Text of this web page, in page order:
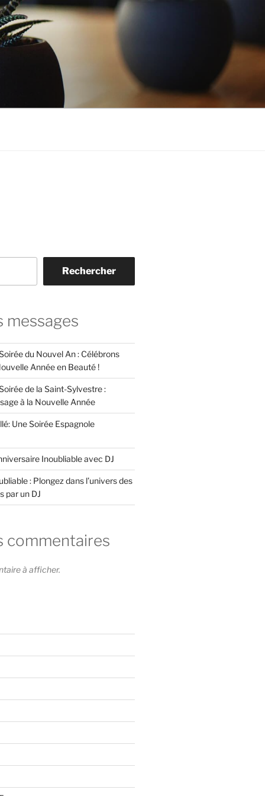
Rechercher
messages
du Nouvel An : Célébrons
Année en Beauté !
de la Saint-Sylvestre :
à la Nouvelle Année
Une Soirée Espagnole
Inoubliable avec DJ
: Plongez dans l’univers des
par un DJ
commentaires
à afficher.